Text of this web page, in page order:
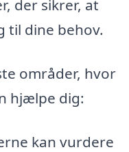
der sikrer, at
til dine behov.
områder, hvor
hjælpe dig:
kan vurdere